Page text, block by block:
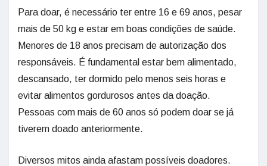
Para doar, é necessário ter entre 16 e 69 anos, pesar
mais de 50 kg e estar em boas condições de saúde.
Menores de 18 anos precisam de autorização dos
responsáveis. É fundamental estar bem alimentado,
descansado, ter dormido pelo menos seis horas e
evitar alimentos gordurosos antes da doação.
Pessoas com mais de 60 anos só podem doar se já
tiverem doado anteriormente.
Diversos mitos ainda afastam possíveis doadores.